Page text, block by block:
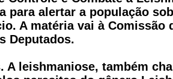
para alertar a população
A matéria vai à Comissão
Deputados.
A leishmaniose, também